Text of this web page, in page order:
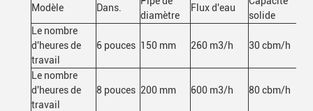
Modèle Dans.
diamètre
Flux d'eau
solide
Le nombre
d'heures de
travail
6 pouces 150 mm 260 m3/h 30 cbm/h
Le nombre
d'heures de
travail
8 pouces 200 mm 600 m3/h 80 cbm/h